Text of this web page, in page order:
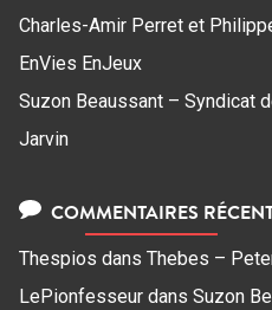
Charles-Amir Perret et
EnVies EnJeux
Suzon Beaussant – Syndicat
Jarvin
COMMENTAIRES
Thespios dans Thebes –
LePionfesseur dans Suzon